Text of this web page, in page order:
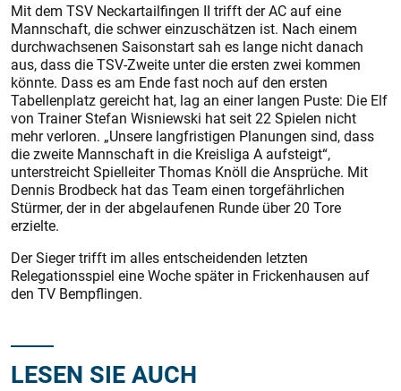
Mit dem TSV Neckartailfingen II trifft der AC auf eine
Mannschaft, die schwer einzuschätzen ist. Nach einem
durchwachsenen Saisonstart sah es lange nicht danach
aus, dass die TSV-Zweite unter die ersten zwei kommen
könnte. Dass es am Ende fast noch auf den ersten
Tabellenplatz gereicht hat, lag an einer langen Puste: Die Elf
von Trainer Stefan Wisniewski hat seit 22 Spielen nicht
mehr verloren. „Unsere langfristigen Planungen sind, dass
die zweite Mannschaft in die Kreisliga A aufsteigt“,
unterstreicht Spielleiter Thomas Knöll die Ansprüche. Mit
Dennis Brodbeck hat das Team einen torgefährlichen
Stürmer, der in der abgelaufenen Runde über 20 Tore
erzielte.
Der Sieger trifft im alles entscheidenden letzten
Relegationsspiel eine Woche später in Frickenhausen auf
den TV Bempflingen.
LESEN SIE AUCH